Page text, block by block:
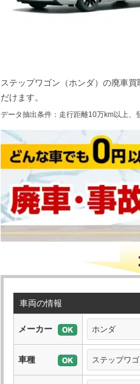
ステップワゴン（ホンダ） の廃車買
だけます。
データ抽出条件：走行距離10万km以上、
車両の情報
メーカー
車種